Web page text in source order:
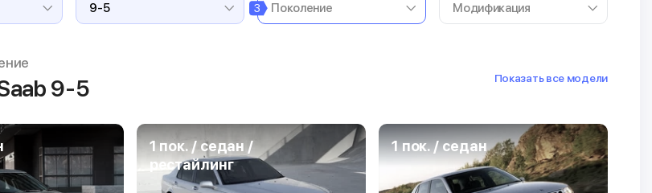
3
9-5 Показать все модели
1 пок. / седан /
рестайлинг
1 пок. / седан